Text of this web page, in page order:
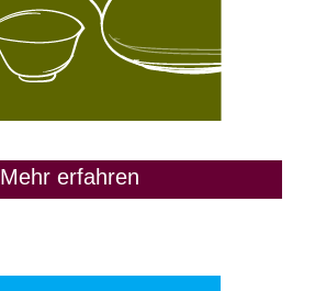
Mehr erfahren